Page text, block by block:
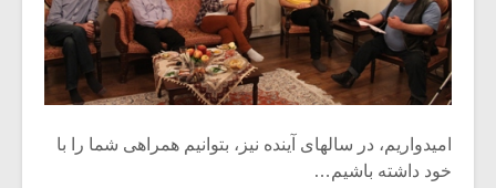
امیدواریم، در سالهای آینده نیز، بتوانیم همراهی شما را با
خود داشته باشیم…